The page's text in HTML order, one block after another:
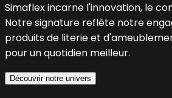
Simaflex incarne l'innovation, le
Notre signature reflète notre
produits de literie et
pour un quotidien meilleur.
Découvrir notre univers